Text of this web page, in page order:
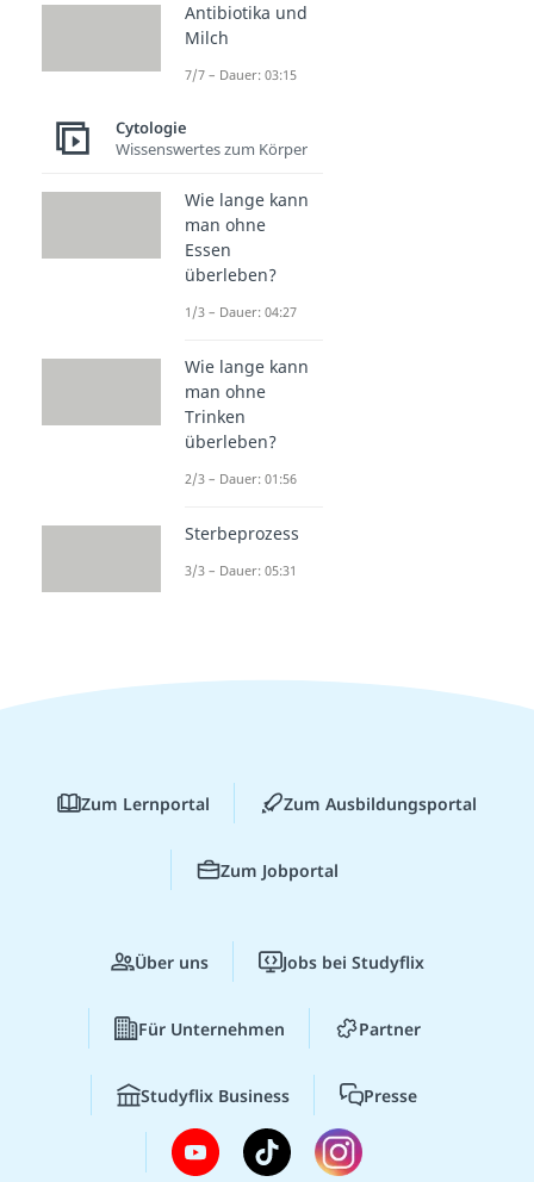
Antibiotika und
Milch
7/7 – Dauer: 03:15
Cytologie
Wissenswertes zum Körper
Wie lange kann
man ohne
Essen
überleben?
1/3 – Dauer: 04:27
Wie lange kann
man ohne
Trinken
überleben?
2/3 – Dauer: 01:56
Sterbeprozess
3/3 – Dauer: 05:31
Zum Lernportal Zum Ausbildungsportal
Zum Jobportal
Über uns Jobs bei Studyflix
Für Unternehmen Partner
Studyflix Business Presse